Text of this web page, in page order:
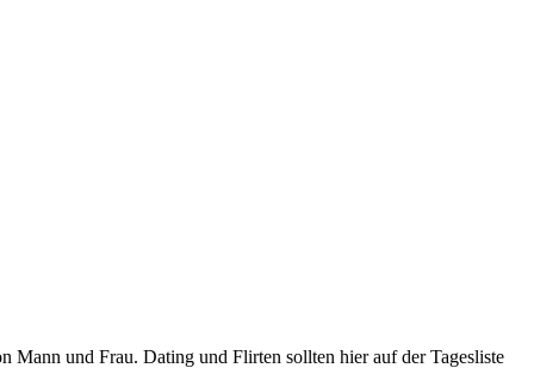
Mann und Frau. Dating und Flirten sollten hier auf der Tagesliste